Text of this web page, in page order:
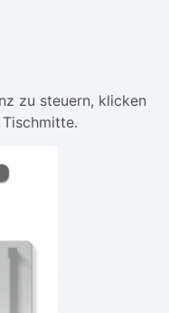
zu steuern, klicken